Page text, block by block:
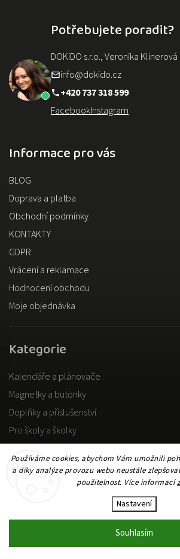
Používáme cookies, abychom Vám umožnili
a díky analýze provozu webu neustále
použitelnost. Více informací
Nastavení
Souhlasím
Kategorie
Kalendáře a plánovače
Magnetky a butonky
Doplňky a příslušenství
Pro školy a školky
Informace pro vás
BLOG
Doprava a platba
Obchodní podmínky
KONTAKTY
GDPR
Vrácení a reklamace
Hodnocení obchodu
Moje objednávka
Potřebujete poradit?
DOKiDO s.r.o., Veronika Klinerová
info@dokido.cz
+420 737 318 599
FacebookInstagram
Copyright 2026DOKiDO. Všechna
Upravit nastavení cookies